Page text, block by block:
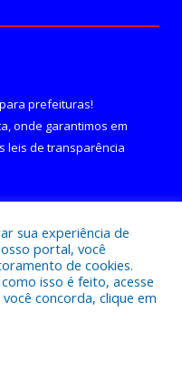
prefeituras!
onde garantimos em
leis de transparência
Municipal de Curralinho.
sua experiência de
portal, você
de cookies.
isso é feito, acesse
você concorda, clique em